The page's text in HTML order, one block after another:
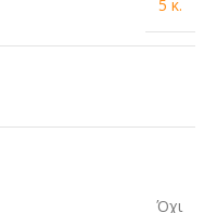
5 κ.
Όχι